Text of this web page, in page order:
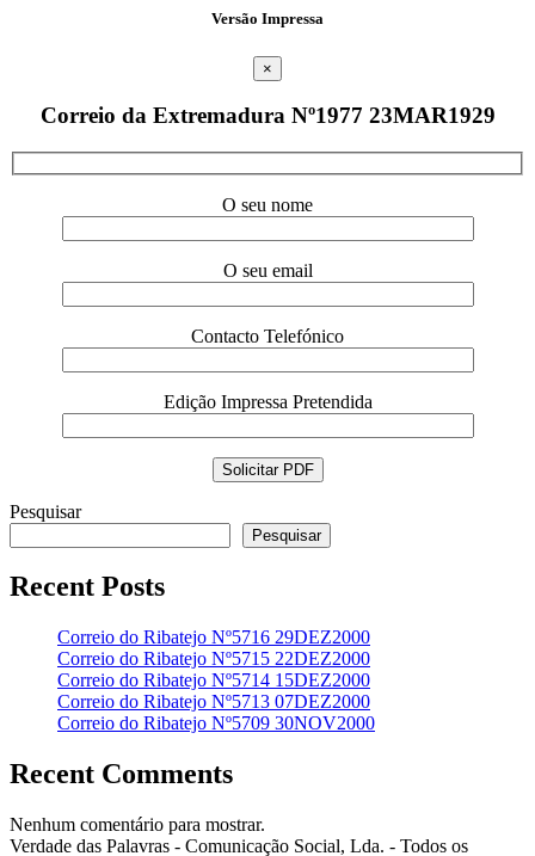
Versão Impressa
×
Correio da Extremadura Nº1977 23MAR1929
O seu nome
O seu email
Contacto Telefónico
Edição Impressa Pretendida
Pesquisar
Pesquisar
Recent Posts
Correio do Ribatejo Nº5716 29DEZ2000
Correio do Ribatejo Nº5715 22DEZ2000
Correio do Ribatejo Nº5714 15DEZ2000
Correio do Ribatejo Nº5713 07DEZ2000
Correio do Ribatejo Nº5709 30NOV2000
Recent Comments
Nenhum comentário para mostrar.
Verdade das Palavras - Comunicação Social, Lda. - Todos os